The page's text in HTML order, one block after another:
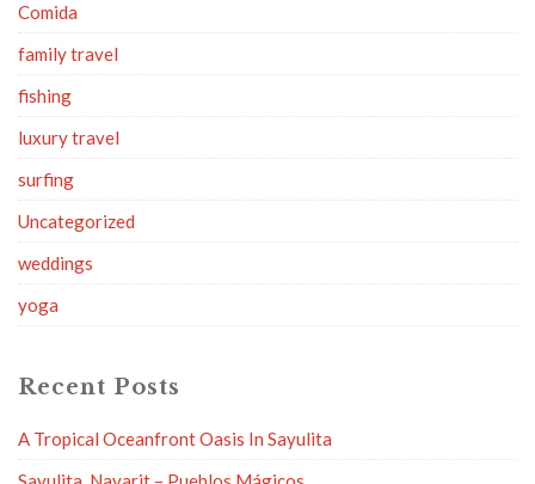
Comida
family travel
fishing
luxury travel
surfing
Uncategorized
weddings
yoga
Recent Posts
A Tropical Oceanfront Oasis In Sayulita